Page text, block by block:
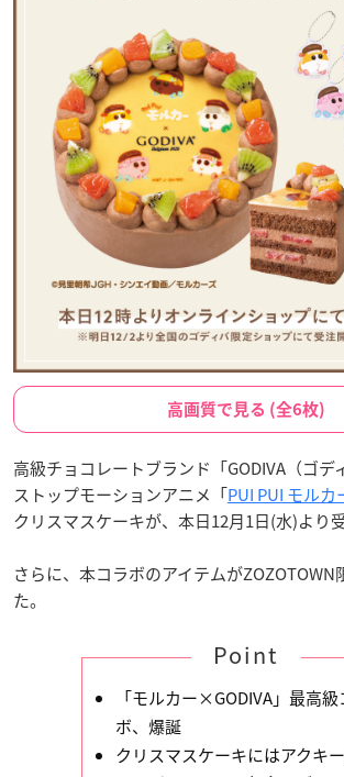
高画質で見る (全6枚)
高級チョコレートブランド「GODIVA（ゴデ
ストップモーションアニメ「PUI PUI モルカ
クリスマスケーキが、本日12月1日(水)より
さらに、本コラボのアイテムがZOZOTOWN
た。
Point
「モルカー×GODIVA」最高級
ボ、爆誕
クリスマスケーキにはアクキ